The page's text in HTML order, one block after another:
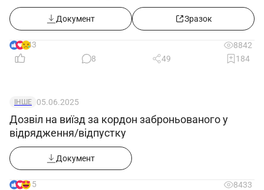
Документ Зразок
43
8842
8
49 184
ІНШЕ 05.06.2025
Дозвіл на виїзд за кордон заброньованого у
відрядження/відпустку
Документ
15
8433